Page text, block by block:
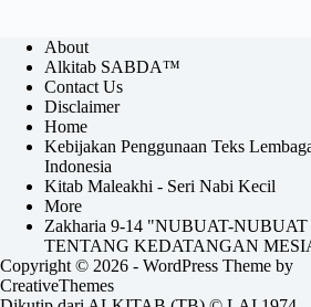
About
Alkitab SABDA™
Contact Us
Disclaimer
Home
Kebijakan Penggunaan Teks
Indonesia
Kitab Maleakhi - Seri Nabi Kecil
More
Zakharia 9-14 "NUBUAT-NUBUAT
TENTANG KEDATANGAN
Copyright © 2026 - WordPress Theme by
CreativeThemes